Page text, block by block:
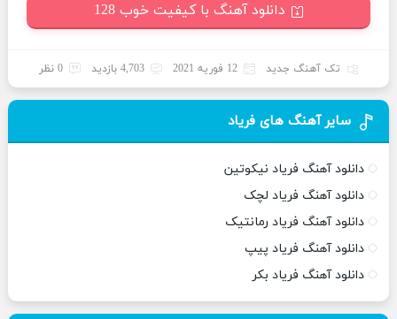
دانلود آهنگ با کیفیت خوب 128
تک آهنگ جدید 12 فوریه 2021 4,703 بازدید 0 نظر
سایر آهنگ های فریاد
دانلود آهنگ فریاد نیکوتین
دانلود آهنگ فریاد لچک
دانلود آهنگ فریاد رمانتیک
دانلود آهنگ فریاد پیپ
دانلود آهنگ فریاد بکر